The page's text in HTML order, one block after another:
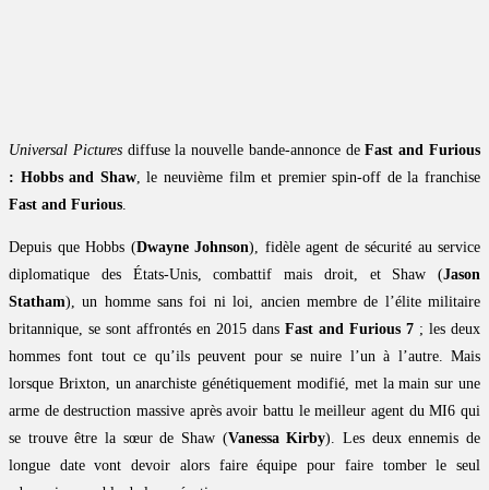
Universal Picturesdiffuse la nouvelle bande-annonce deFast and Furious
: Hobbs and Shaw, le neuvième film et premier spin-off de la franchise
Fast and Furious.
Depuis que Hobbs (Dwayne Johnson), fidèle agent de sécurité au service
diplomatique des États-Unis, combattif mais droit, et Shaw (Jason
Statham), un homme sans foi ni loi, ancien membre de l’élite militaire
britannique, se sont affrontés en 2015 dans Fast and Furious 7 ; les deux
hommes font tout ce qu’ils peuvent pour se nuire l’un à l’autre. Mais
lorsque Brixton, un anarchiste génétiquement modifié, met la main sur une
arme de destruction massive après avoir battu le meilleur agent du MI6 qui
se trouve être la sœur de Shaw (Vanessa Kirby). Les deux ennemis de
longue date vont devoir alors faire équipe pour faire tomber le seul